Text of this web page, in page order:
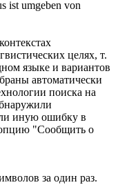
ist umgeben von
целях, т.
языке и вариантов
автоматически
поиска на
иную ошибку в
опцию "Сообщить о
за один раз.